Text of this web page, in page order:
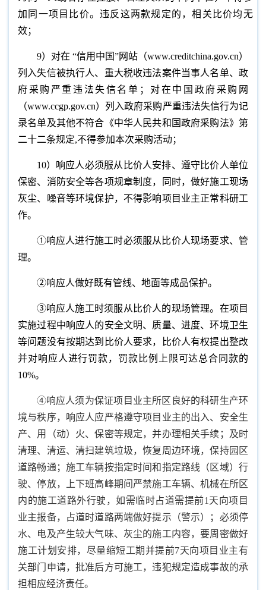
加同一项目比价。违反这两款规定的，相关比价均无
效；
9）对在 “信用中国”网站（www.creditchina.gov.cn）
列入失信被执行人、重大税收违法案件当事人名单、政
府采购严重违法失信名单；对在中国政府采购网
（www.ccgp.gov.cn）列入政府采购严重违法失信行为记
录名单及其他不符合《中华人民共和国政府采购法》第
二十二条规定,不得参加本次采购活动；
10）响应人必须服从比价人安排、遵守比价人单位
保密、消防安全等各项规章制度，同时，做好施工现场
灰尘、噪音等环境保护，不得影响项目业主正常科研工
作。
①响应人进行施工时必须服从比价人现场要求、管
理。
②响应人做好既有管线、地面等成品保护。
③响应人施工时须服从比价人的现场管理。在项目
实施过程中响应人的安全文明、质量、进度、环境卫生
等问题没有按期达到比价人要求，比价人有权提出整改
并对响应人进行罚款，罚款比例上限可达总合同款的
10%。
④响应人须为保证项目业主所区良好的科研生产环
境与秩序，响应人应严格遵守项目业主的出入、安全生
产、用（动）火、保密等规定，并办理相关手续；及时
清理、清运、清扫建筑垃圾，恢复周边环境，保持园区
道路畅通；施工车辆按指定时间和指定路线（区域）行
驶、停放，上下班高峰期间严禁施工车辆、机械在所区
内的施工道路外行驶，如需临时占道需提前1天向项目
业主报备，占道时道路两端做好提示（警示）；必须停
水、电及产生较大气味、灰尘的施工内容，要周密做好
施工计划安排，尽量缩短工期并提前7天向项目业主有
关部门申请，批准后方可施工，违犯规定造成事故的承
担相应经济责任。